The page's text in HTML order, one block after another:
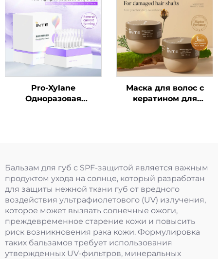
Pro-Xylane
Одноразовая
Маска для волос с
кератином для
Бальзам для губ с SPF-защитой является важным
продуктом ухода на солнце, который разработан
для защиты нежной ткани губ от вредного
воздействия ультрафиолетового (UV) излучения,
которое может вызвать солнечные ожоги,
преждевременное старение кожи и повысить
риск возникновения рака кожи. Формулировка
таких бальзамов требует использования
утвержденных UV-фильтров, минеральных